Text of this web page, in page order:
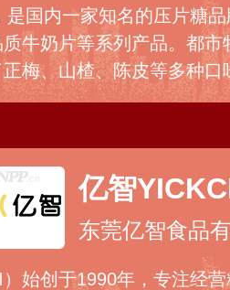
是国内一家知名的压片糖
牛奶片等系列产品。都
梅、山楂、陈皮等多种
与现代工艺精粹，保留
亿智
东莞亿智食品
始创于1990年，专注经